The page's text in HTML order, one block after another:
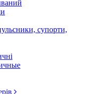
супорти,